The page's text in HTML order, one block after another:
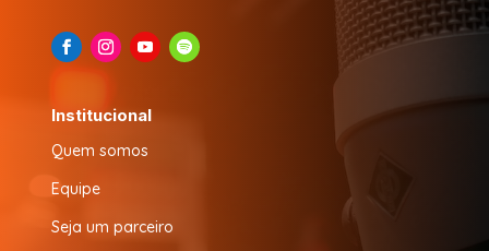
Institucional
Quem somos
Equipe
Seja um parceiro